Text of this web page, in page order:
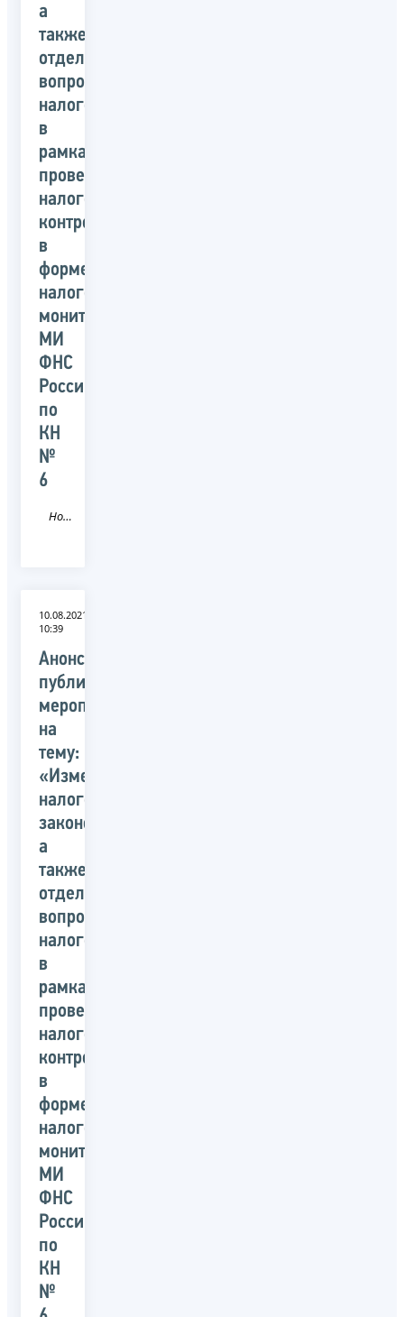
а
также
отдельные
вопросы
налогообложения
в
рамках
проведения
налогового
контроля
в
форме
налогового
мониторинга»
МИ
ФНС
России
по
КН
№
6
Новость
10.08.2021
10:39
Анонс
публичного
мероприятия
на
тему:
«Изменения
налогового
законодательства,
а
также
отдельные
вопросы
налогообложения
в
рамках
проведения
налогового
контроля
в
форме
налогового
мониторинга»
МИ
ФНС
России
по
КН
№